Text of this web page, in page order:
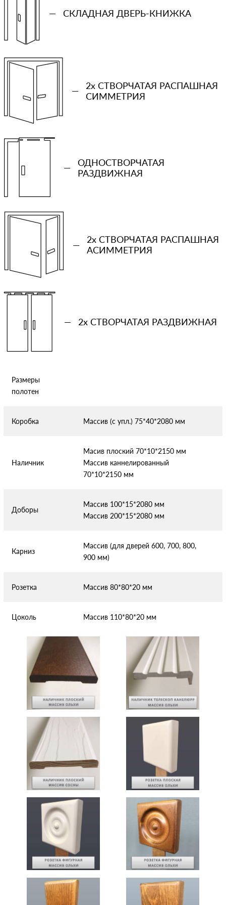
— СКЛАДНАЯ ДВЕРЬ-КНИЖКА
—
2x СТВОРЧАТАЯ РАСПАШНАЯ
СИММЕТРИЯ
—
ОДНОСТВОРЧАТАЯ
РАЗДВИЖНАЯ
—
2x СТВОРЧАТАЯ РАСПАШНАЯ
АСИММЕТРИЯ
— 2x СТВОРЧАТАЯ РАЗДВИЖНАЯ
Размеры
полотен
Коробка Массив (с упл.) 75*40*2080 мм
Наличник
Масив плоский 70*10*2150 мм
Массив каннелированный
70*10*2150 мм
Доборы
Массив 100*15*2080 мм
Массив 200*15*2080 мм
Карниз
Массив (для дверей 600, 700, 800,
900 мм)
Розетка Массив 80*80*20 мм
Цоколь Массив 110*80*20 мм
Ваш телефон
Количество проемов
Ваша примерная смета на двери
Отправляя форму вы соглашаетесь с условиями